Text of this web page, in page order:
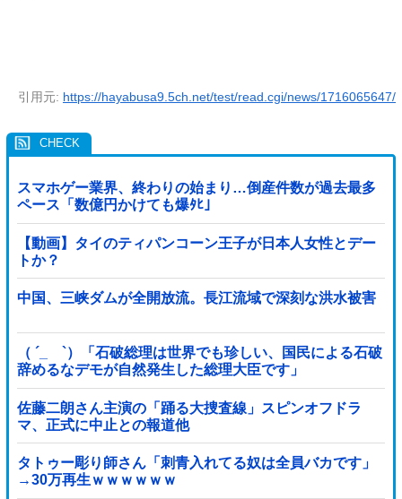
引用元: https://hayabusa9.5ch.net/test/read.cgi/news/1716065647/
スマホゲー業界、終わりの始まり…倒産件数が過去最多
ペース「数億円かけても爆ﾀﾋ」
【動画】タイのティパンコーン王子が日本人女性とデー
トか？
中国、三峡ダムが全開放流。長江流域で深刻な洪水被害
（ ´_ゝ`）「石破総理は世界でも珍しい、国民による石破
辞めるなデモが自然発生した総理大臣です」
佐藤二朗さん主演の「踊る大捜査線」スピンオフドラ
マ、正式に中止との報道他
タトゥー彫り師さん「刺青入れてる奴は全員バカです」
→30万再生ｗｗｗｗｗｗ